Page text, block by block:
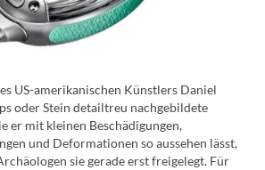
US-amerikanischen Künstlers Daniel
oder Stein detailtreu nachgebildete
er mit kleinen Beschädigungen,
und Deformationen so aussehen lässt,
sie gerade erst freigelegt. Für